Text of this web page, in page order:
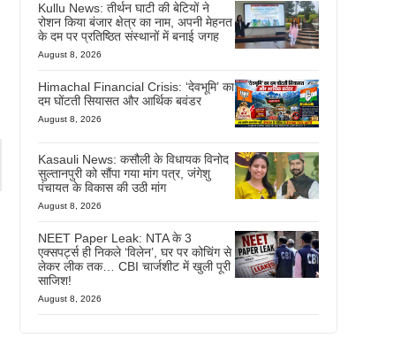
Kullu News: तीर्थन घाटी की बेटियों ने
रोशन किया बंजार क्षेत्र का नाम, अपनी मेहनत
के दम पर प्रतिष्ठित संस्थानों में बनाई जगह
August 8, 2026
Himachal Financial Crisis: ‘देवभूमि’ का
दम घोंटती सियासत और आर्थिक बवंडर
August 8, 2026
Kasauli News: कसौली के विधायक विनोद
सुल्तानपुरी को सौंपा गया मांग पत्र, जंगेशु
पंचायत के विकास की उठी मांग
August 8, 2026
NEET Paper Leak: NTA के 3
एक्सपर्ट्स ही निकले ‘विलेन’, घर पर कोचिंग से
लेकर लीक तक… CBI चार्जशीट में खुली पूरी
साजिश!
August 8, 2026